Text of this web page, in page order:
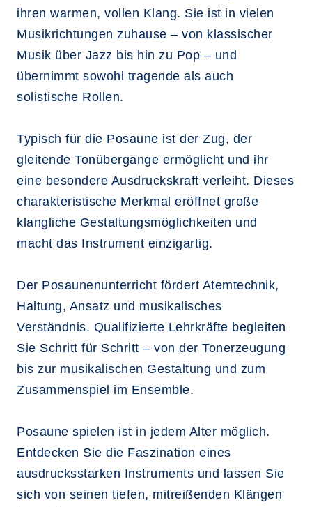
ihren warmen, vollen Klang. Sie ist in vielen
Musikrichtungen zuhause – von klassischer
Musik über Jazz bis hin zu Pop – und
übernimmt sowohl tragende als auch
solistische Rollen.
Typisch für die Posaune ist der Zug, der
gleitende Tonübergänge ermöglicht und ihr
eine besondere Ausdruckskraft verleiht. Dieses
charakteristische Merkmal eröffnet große
klangliche Gestaltungsmöglichkeiten und
macht das Instrument einzigartig.
Der Posaunenunterricht fördert Atemtechnik,
Haltung, Ansatz und musikalisches
Verständnis. Qualifizierte Lehrkräfte begleiten
Sie Schritt für Schritt – von der Tonerzeugung
bis zur musikalischen Gestaltung und zum
Zusammenspiel im Ensemble.
Posaune spielen ist in jedem Alter möglich.
Entdecken Sie die Faszination eines
ausdrucksstarken Instruments und lassen Sie
sich von seinen tiefen, mitreißenden Klängen